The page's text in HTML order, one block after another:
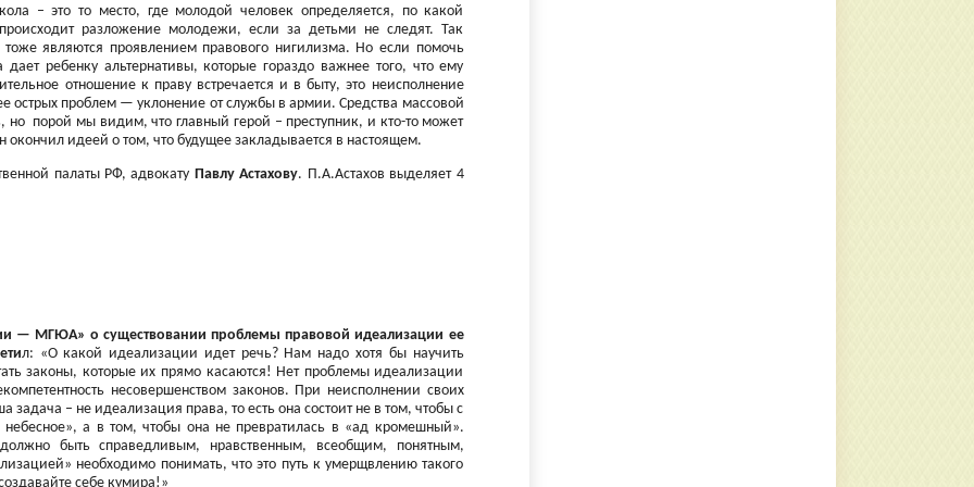
– это то место, где молодой человек определяется, по какой
разложение молодежи, если за детьми не следят. Так
являются проявлением правового нигилизма. Но если помочь
ребенку альтернативы, которые гораздо важнее того, что ему
отношение к праву встречается и в быту, это неисполнение
острых проблем — уклонение от службы в армии. Средства массовой
порой мы видим, что главный герой – преступник, и кто-то может
окончил идеей о том, что будущее закладывается в настоящем.
палаты РФ, адвокату Павлу Астахову. П.А.Астахов выделяет 4
— МГЮА» о существовании проблемы правовой идеализации ее
л: «О какой идеализации идет речь? Нам надо хотя бы научить
законы, которые их прямо касаются! Нет проблемы идеализации
несовершенством законов. При неисполнении своих
– не идеализация права, то есть она состоит не в том, чтобы с
а в том, чтобы она не превратилась в «ад кромешный».
быть справедливым, нравственным, всеобщим, понятным,
необходимо понимать, что это путь к умерщвлению такого
себе кумира!»